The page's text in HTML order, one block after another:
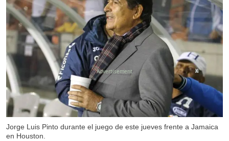
Jorge Luis Pinto durante el juego de este jueves frente a Jamaica
en Houston.
X